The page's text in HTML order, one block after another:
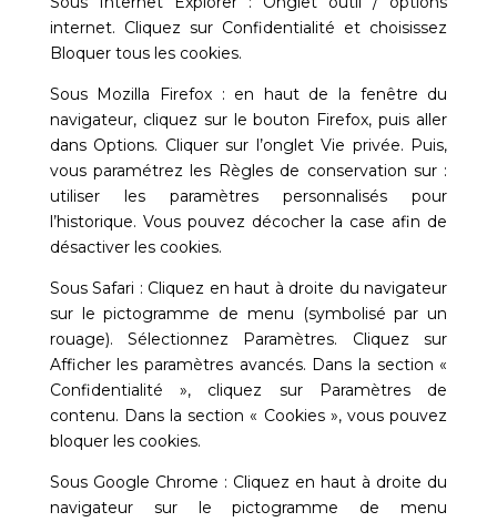
internet. Cliquez sur Confidentialité et choisissez
Bloquer tous les cookies.
Sous Mozilla Firefox : en haut de la fenêtre du
navigateur, cliquez sur le bouton Firefox, puis aller
dans Options. Cliquer sur l’onglet Vie privée. Puis,
vous paramétrez les Règles de conservation sur :
utiliser les paramètres personnalisés pour
l’historique. Vous pouvez décocher la case afin de
désactiver les cookies.
Sous Safari : Cliquez en haut à droite du navigateur
sur le pictogramme de menu (symbolisé par un
rouage). Sélectionnez Paramètres. Cliquez sur
Afficher les paramètres avancés. Dans la section «
Confidentialité », cliquez sur Paramètres de
contenu. Dans la section « Cookies », vous pouvez
bloquer les cookies.
Sous Google Chrome : Cliquez en haut à droite du
navigateur sur le pictogramme de menu